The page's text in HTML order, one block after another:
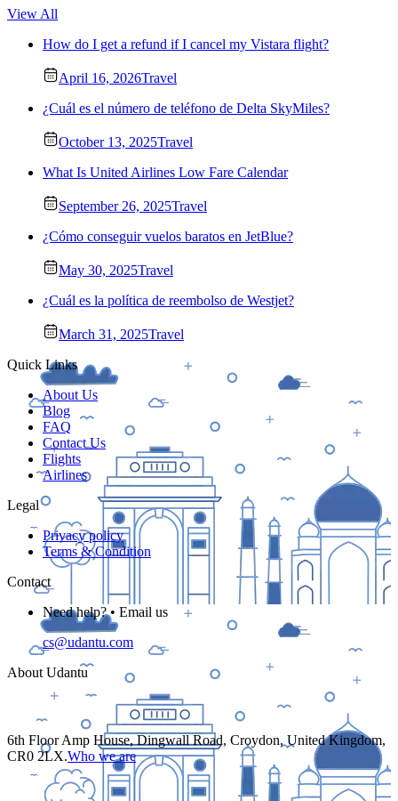
View All
How do I get a refund if I cancel my Vistara flight?
April 16, 2026Travel
¿Cuál es el número de teléfono de Delta SkyMiles?
October 13, 2025Travel
What Is United Airlines Low Fare Calendar
September 26, 2025Travel
¿Cómo conseguir vuelos baratos en JetBlue?
May 30, 2025Travel
¿Cuál es la política de reembolso de Westjet?
March 31, 2025Travel
Quick Links
About Us
Blog
FAQ
Contact Us
Flights
Airlines
Legal
Privacy policy
Terms & Condition
Contact
Need help? • Email us
cs@udantu.com
About Udantu
6th Floor Amp House, Dingwall Road, Croydon, United Kingdom,
CR0 2LX.Who we are